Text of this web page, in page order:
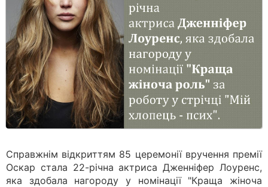
Справжнім відкриттям 85 церемонії вручення премії
Оскар стала 22-річна актриса Дженніфер Лоуренс,
яка здобала нагороду у номінації "Краща жіноча